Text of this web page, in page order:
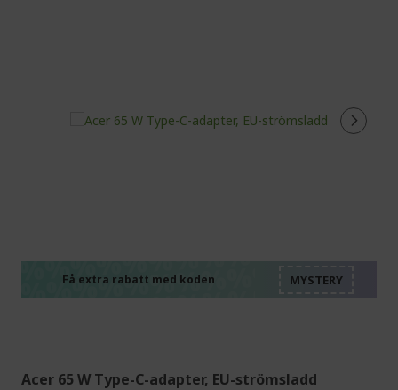
Få extra rabatt med koden
Acer 65 W Type-C-adapter, EU-strömsladd